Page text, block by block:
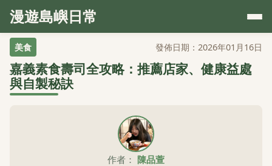
漫遊島嶼日常
美食 發佈日期：2026年01月16日
嘉義素食壽司全攻略：推薦店家、健康益處
與自製秘訣
作者： 陳品萱